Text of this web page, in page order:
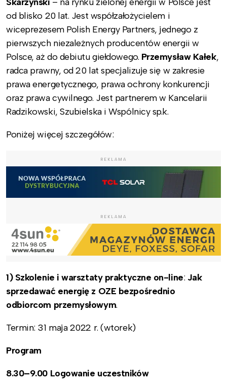
od blisko 20 lat. Jest współzałożycielem i
wiceprezesem Polish Energy Partners, jednego z
pierwszych niezależnych producentów energii w
Polsce, aż do debiutu giełdowego. Przemysław Kałek,
radca prawny, od 20 lat specjalizuje się w zakresie
prawa energetycznego, prawa ochrony konkurencji
oraz prawa cywilnego. Jest partnerem w Kancelarii
Radzikowski, Szubielska i Wspólnicy sp.k.
Poniżej więcej szczegółów:
REKLAMA
REKLAMA
1) Szkolenie i warsztaty praktyczne on-line: Jak
sprzedawać energię z OZE bezpośrednio
odbiorcom przemysłowym.
Termin: 31 maja 2022 r. (wtorek)
Program
8.30–9.00 Logowanie uczestników